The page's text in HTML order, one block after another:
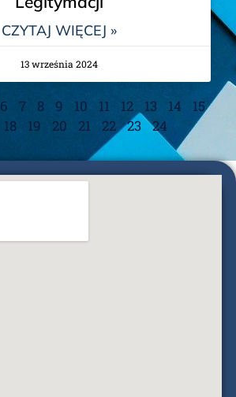
CZYTAJ WIĘCEJ »
13 września 2024
6 7 8 9 10 11 12 13 14
15
18 19 20 21 22 23 24